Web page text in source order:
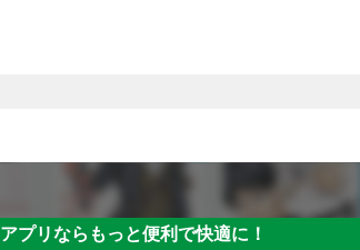
アプリならもっと便利で快適に！